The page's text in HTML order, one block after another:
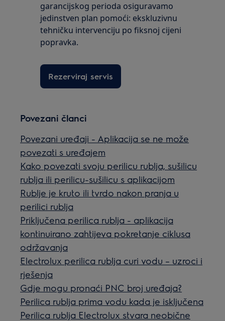
garancijskog perioda osiguravamo
jedinstven plan pomoći: ekskluzivnu
tehničku intervenciju po fiksnoj cijeni
popravka.
Rezerviraj servis
Povezani članci
Povezani uređaji - Aplikacija se ne može
povezati s uređajem
Kako povezati svoju perilicu rublja, sušilicu
rublja ili perilicu-sušilicu s aplikacijom
Rublje je kruto ili tvrdo nakon pranja u
perilici rublja
Priključena perilica rublja - aplikacija
kontinuirano zahtijeva pokretanje ciklusa
održavanja
Electrolux perilica rublja curi vodu – uzroci i
rješenja
Gdje mogu pronaći PNC broj uređaja?
Perilica rublja prima vodu kada je isključena
Perilica rublja Electrolux stvara neobične